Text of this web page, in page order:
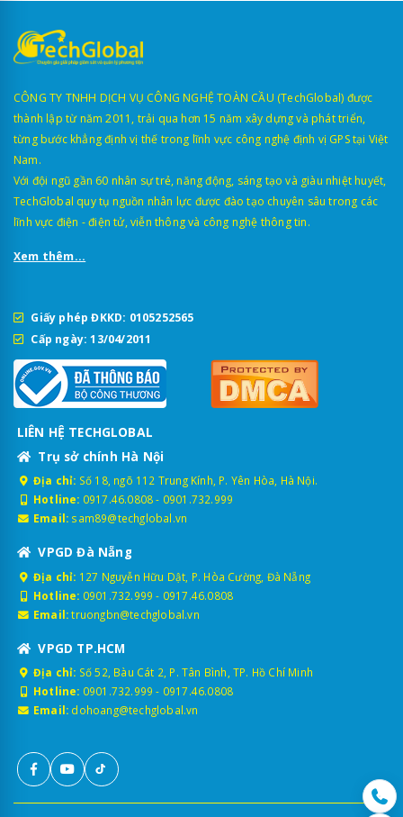
CÔNG TY TNHH DỊCH VỤ CÔNG NGHỆ TOÀN CẦU (TechGlobal) được
thành lập từ năm 2011, trải qua hơn 15 năm xây dựng và phát triển,
từng bước khẳng định vị thế trong lĩnh vực công nghệ định vị GPS tại Việt
Nam.
Với đội ngũ gần 60 nhân sự trẻ, năng động, sáng tạo và giàu nhiệt huyết,
TechGlobal quy tụ nguồn nhân lực được đào tạo chuyên sâu trong các
lĩnh vực điện - điện tử, viễn thông và công nghệ thông tin.
Xem thêm...
Giấy phép ĐKKD: 0105252565
Cấp ngày: 13/04/2011
LIÊN HỆ TECHGLOBAL
Trụ sở chính Hà Nội
Địa chỉ: Số 18, ngõ 112 Trung Kính, P. Yên Hòa, Hà Nội.
Hotline: 0917.46.0808- 0901.732.999
Email: sam89@techglobal.vn
VPGD Đà Nẵng
Địa chỉ: 127 Nguyễn Hữu Dật, P. Hòa Cường, Đà Nẵng
Hotline: 0901.732.999 - 0917.46.0808
Email: truongbn@techglobal.vn
VPGD TP.HCM
Địa chỉ: Số 52, Bàu Cát 2, P. Tân Bình, TP. Hồ Chí Minh
Hotline: 0901.732.999 - 0917.46.0808
Email: dohoang@techglobal.vn